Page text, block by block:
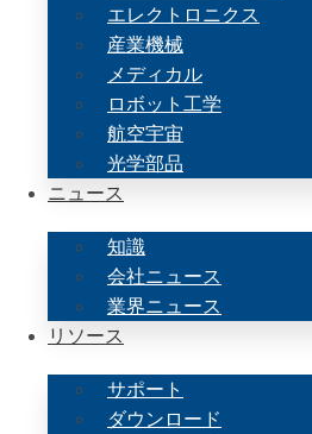
エレクトロニクス
産業機械
メディカル
ロボット工学
航空宇宙
光学部品
ニュース
知識
会社ニュース
業界ニュース
リソース
サポート
ダウンロード